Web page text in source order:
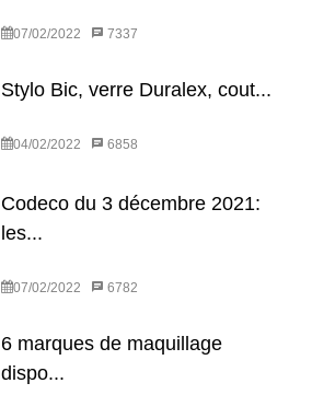
07/02/2022 7337
Stylo Bic, verre Duralex, cout...
04/02/2022 6858
Codeco du 3 décembre 2021:
les...
07/02/2022 6782
6 marques de maquillage
dispo...